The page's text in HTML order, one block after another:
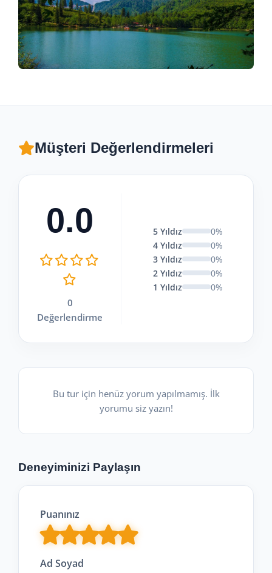
Müşteri Değerlendirmeleri
0.0
0
Değerlendirme
5 Yıldız
0%
4 Yıldız
0%
3 Yıldız
0%
2 Yıldız
0%
1 Yıldız
0%
Bu tur için henüz yorum yapılmamış. İlk
yorumu siz yazın!
Deneyiminizi Paylaşın
Puanınız
Ad Soyad